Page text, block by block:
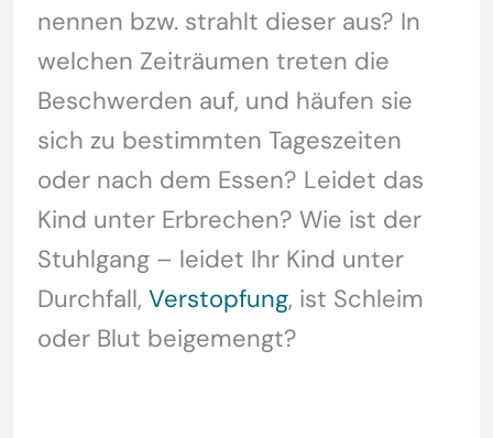
nennen bzw. strahlt dieser aus? In
welchen Zeiträumen treten die
Beschwerden auf, und häufen sie
sich zu bestimmten Tageszeiten
oder nach dem Essen? Leidet das
Kind unter Erbrechen? Wie ist der
Stuhlgang – leidet Ihr Kind unter
Durchfall, Verstopfung, ist Schleim
oder Blut beigemengt?